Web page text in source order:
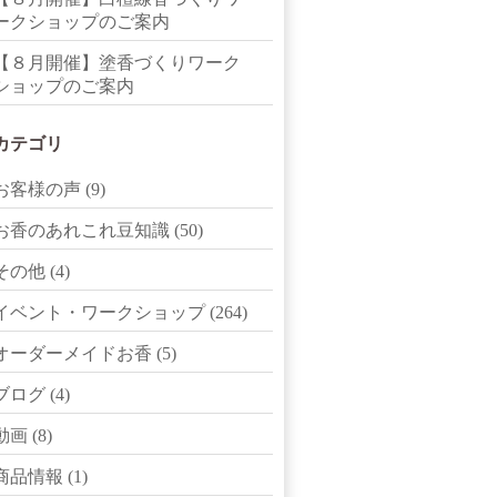
クショップのご案内
８月開催】塗香づくりワーク
ョップのご案内
テゴリ
客様の声 (9)
香のあれこれ豆知識 (50)
の他 (4)
ベント・ワークショップ(264)
ーダーメイドお香 (5)
ログ (4)
画 (8)
品情報 (1)